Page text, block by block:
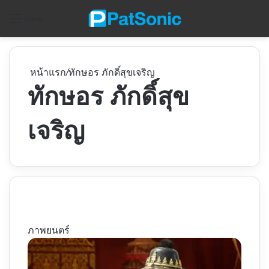
หน้าแรก/ทักษอร ภักดิ์สุขเจริญ
ทักษอร ภักดิ์สุข
เจริญ
ภาพยนตร์